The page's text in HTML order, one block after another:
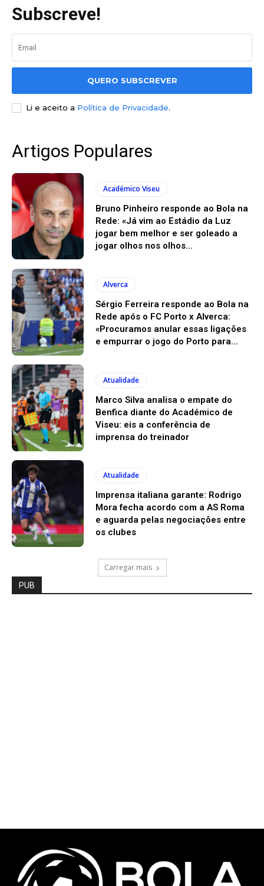
Subscreve!
QUERO SUBSCREVER
Li e aceito a Política de Privacidade.
Artigos Populares
Académico Viseu
Bruno Pinheiro responde ao Bola na
Rede: «Já vim ao Estádio da Luz
jogar bem melhor e ser goleado a
jogar olhos nos olhos...
Alverca
Sérgio Ferreira responde ao Bola na
Rede após o FC Porto x Alverca:
«Procuramos anular essas ligações
e empurrar o jogo do Porto para...
Atualidade
Marco Silva analisa o empate do
Benfica diante do Académico de
Viseu: eis a conferência de
imprensa do treinador
Atualidade
Imprensa italiana garante: Rodrigo
Mora fecha acordo com a AS Roma
e aguarda pelas negociações entre
os clubes
Carregar mais
PUB